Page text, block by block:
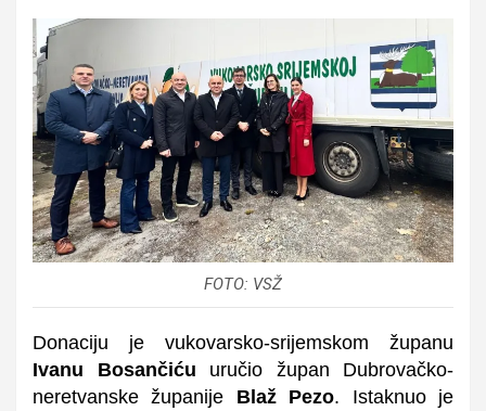
FOTO: VSŽ
Donaciju je vukovarsko-srijemskom županu
Ivanu Bosančiću uručio župan Dubrovačko-
neretvanske županije Blaž Pezo. Istaknuo je